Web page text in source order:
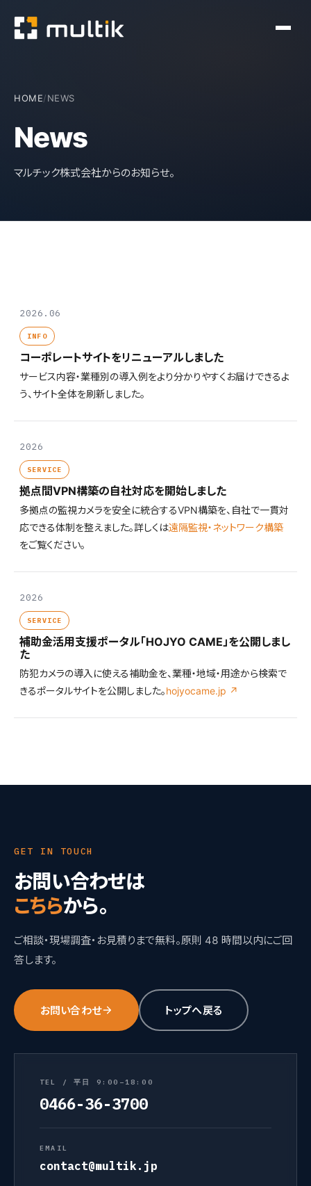
HOME/NEWS
News
マルチック株式会社からのお知らせ。
2026.06
INFO
コーポレートサイトをリニューアルしました
サービス内容・業種別の導入例をより分かりやすくお届けできるよ
う、サイト全体を刷新しました。
2026
SERVICE
拠点間VPN構築の自社対応を開始しました
多拠点の監視カメラを安全に統合するVPN構築を、自社で一貫対
応できる体制を整えました。詳しくは遠隔監視・ネットワーク構築
をご覧ください。
2026
SERVICE
補助金活用支援ポータル「HOJYO CAME」を公開しまし
た
防犯カメラの導入に使える補助金を、業種・地域・用途から検索で
きるポータルサイトを公開しました。hojyocame.jp ↗
GET IN TOUCH
お問い合わせは
こちらから。
ご相談・現場調査・お見積りまで無料。原則 48 時間以内にご回
答します。
お問い合わせ トップへ戻る
TEL / 平日 9:00–18:00
0466-36-3700
EMAIL
contact@multik.jp